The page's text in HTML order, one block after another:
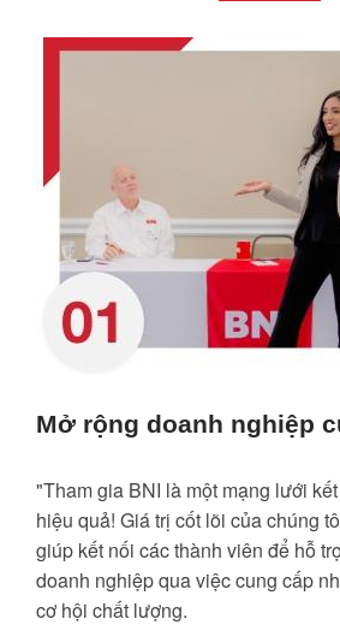
Mở rộng doanh nghiệp
"Tham gia BNI là một mạng lưới
hiệu quả! Giá trị cốt lõi của chúng
giúp kết nối các thành viên để hỗ
doanh nghiệp qua việc cung cấp
cơ hội chất lượng.